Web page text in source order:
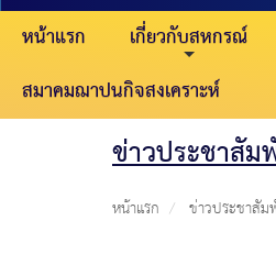
หน้าแรก เกี่ยวกับสหกรณ์
สมาคมฌาปนกิจสงเคราะห์
ข่าวประชาสัม
หน้าแรก ข่าวประชาสั